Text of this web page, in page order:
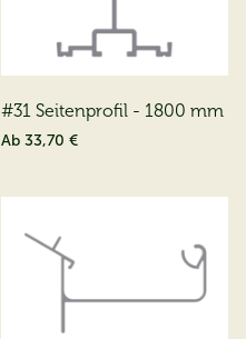
#31 Seitenprofil - 1800 mm
Ab 33,70 €